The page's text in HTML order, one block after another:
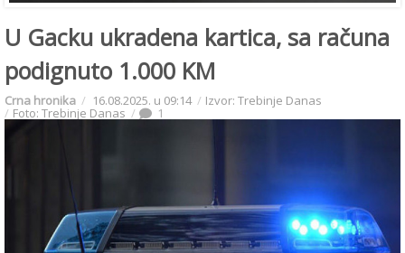
U Gacku ukradena kartica, sa računa
podignuto 1.000 KM
Crna hronika 16.08.2025. u 09:14 Izvor: Trebinje Danas
Foto: Trebinje Danas 1